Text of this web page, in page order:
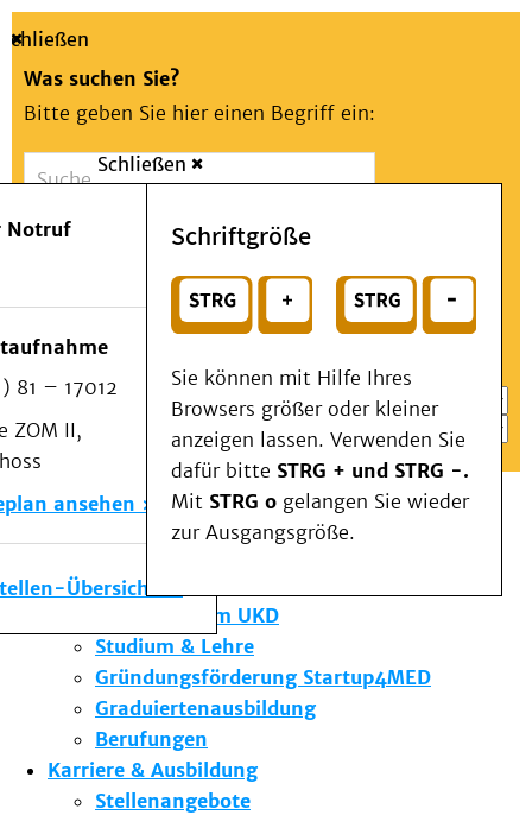
Suche
Schließen
Was suchen Sie?
Bitte geben Sie hier einen Begriff ein:
Suchen
oder
Wählen Sie ein Thema für Ihren Schnelleinstieg
Notfall
Schließen
Notruf
81 – 17012
ZOM II,
ansehen
Übersicht
Schriftgröße
Sie können mit Hilfe Ihres
Browsers größer oder kleiner
anzeigen lassen. Verwenden Sie
dafür bitte STRG + und STRG -.
Mit STRG o gelangen Sie wieder
zur Ausgangsgröße.
Menü
Patienten & Besucher
Kliniken/Institute/Zentren
Als Patient am UKD
Beratung und Unterstützung
Veranstaltungen
Kommunikation im Medizinwesen (KIM)
Notfall
Forschung & Lehre
Die Institute des UKD
Forschung am UKD
Studium & Lehre
Gründungsförderung Startup4MED
Graduiertenausbildung
Berufungen
Karriere & Ausbildung
Stellenangebote